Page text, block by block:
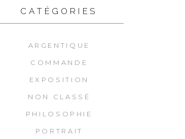
CATÉGORIES
ARGENTIQUE
COMMANDE
EXPOSITION
NON CLASSÉ
PHILOSOPHIE
PORTRAIT